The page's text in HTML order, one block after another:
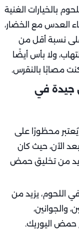
بالخيارات الغنية
العدس مع الخضار،
على نسبة أقل من
ولا بأس أيضًا
مصابًا بالنقرس.
جيدة في
محظورًا على
الآن، حيث كان
من تخليق حمض
اللحوم، يزيد من
والجوانين،
حمض اليوريك.